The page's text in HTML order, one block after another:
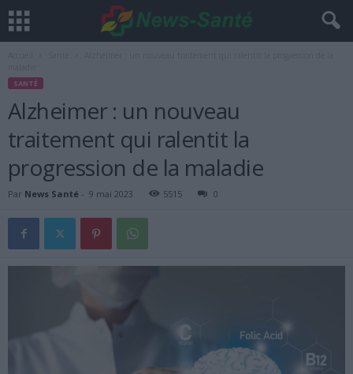
SANTÉ
Alzheimer : un nouveau
traitement qui ralentit la
progression de la maladie
Par News Santé - 9 mai 2023 5515 0